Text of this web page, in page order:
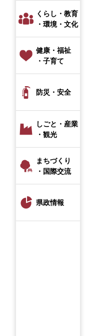
くらし・教育
・環境・文化
健康・福祉
・子育て
防災・安全
しごと・産業
・観光
まちづくり
・国際交流
県政情報